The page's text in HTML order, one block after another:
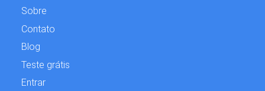
Sobre
Contato
Blog
Teste grátis
Entrar